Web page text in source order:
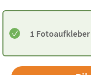
1 Fotoaufkleber